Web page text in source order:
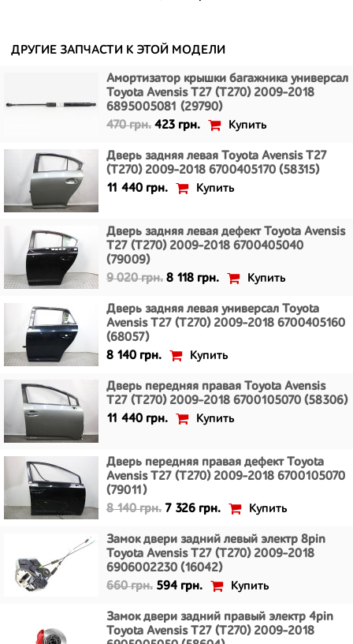
ДРУГИЕ ЗАПЧАСТИ К ЭТОЙ МОДЕЛИ
Амортизатор крышки багажника универсал
Toyota Avensis T27 (T270) 2009-2018
6895005081 (29790)
470 грн. 423 грн. Купить
Дверь задняя левая Toyota Avensis T27
(T270) 2009-2018 6700405170 (58315)
11 440 грн.
Купить
Дверь задняя левая дефект Toyota Avensis
T27 (T270) 2009-2018 6700405040
(79009)
9 020 грн. 8 118 грн. Купить
Дверь задняя левая универсал Toyota
Avensis T27 (T270) 2009-2018 6700405160
(68057)
8 140 грн.
Купить
Дверь передняя правая Toyota Avensis
T27 (T270) 2009-2018 6700105070 (58306)
11 440 грн.
Купить
Дверь передняя правая дефект Toyota
Avensis T27 (T270) 2009-2018 6700105070
(79011)
8 140 грн. 7 326 грн. Купить
Замок двери задний левый электр 8pin
Toyota Avensis T27 (T270) 2009-2018
6906002230 (16042)
660 грн. 594 грн. Купить
Замок двери задний правый электр 4pin
Toyota Avensis T27 (T270) 2009-2018